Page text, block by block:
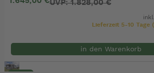
UVP: 1.828,00 €
Lieferzeit 5-10
in den Warenkorb